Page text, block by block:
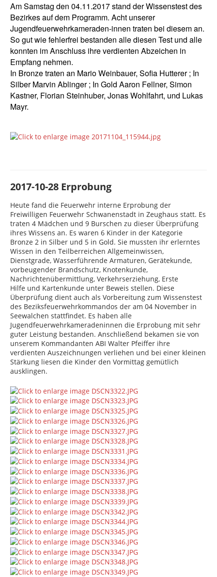
Am Samstag den 04.11.2017 stand der Wissenstest des
Bezirkes auf dem Programm. Acht unserer
Jugendfeuerwehrkameraden-innen traten bei diesem an.
So gut wie fehlerfrei bestanden alle diesen Test und alle
konnten im Anschluss ihre verdienten Abzeichen in
Empfang nehmen.
In Bronze traten an Mario Weinbauer, Sofia Hutterer ; In
Silber Marvin Ablinger ; In Gold Aaron Fellner, Simon
Kastner, Florian Steinhuber, Jonas Wohlfahrt, und Lukas
Mayr.
2017-10-28 Erprobung
Heute fand die Feuerwehr interne Erprobung der
Freiwilligen Feuerwehr Schwanenstadt in Zeughaus statt. Es
traten 4 Mädchen und 9 Burschen zu dieser Überprüfung
ihres Wissens an. Es waren 6 Kinder in der Kategorie
Bronze 2 in Silber und 5 in Gold. Sie mussten ihr erlerntes
Wissen in den Teilberreichen Allgemeinwissen,
Dienstgrade, Wasserführende Armaturen, Gerätekunde,
vorbeugender Brandschutz, Knotenkunde,
Nachrichtenübermittlung, Verkehrserziehung, Erste
Hilfe und Kartenkunde unter Beweis stellen. Diese
Überprüfung dient auch als Vorbereitung zum Wissenstest
des Beziksfeuerwehrkommandos der am 04 November in
Seewalchen stattfindet. Es haben alle
Jugendfeuerwehrkameradeninnen die Erprobung mit sehr
guter Leistung bestanden. Anschließend bekamen sie von
unserem Kommandanten ABI Walter Pfeiffer ihre
verdienten Auszeichnungen verliehen und bei einer kleinen
Stärkung liesen die Kinder den Vormittag gemütlich
ausklingen.